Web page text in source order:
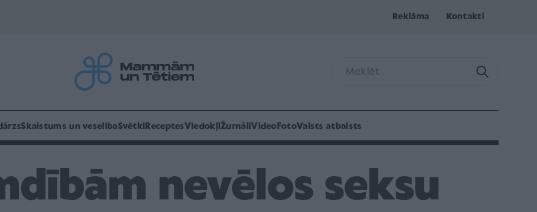
Reklāma Kontakti
Skaistums un veselībaSvētki ReceptesViedokļiŽurnāliVideo FotoValsts atbalsts
nevēlos seksu